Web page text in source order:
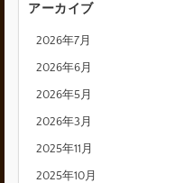
アーカイブ
2026年7月
2026年6月
2026年5月
2026年3月
2025年11月
2025年10月